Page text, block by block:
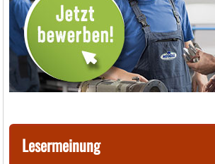
Lesermeinung